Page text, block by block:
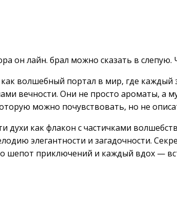
он лайн. брал можно сказать в слепую.
волшебный портал в мир, где
вечности. Они не просто ароматы, а
можно почувствовать, но не
духи как флакон с частичками
элегантности и загадочности.
шепот приключений и каждый вдох —